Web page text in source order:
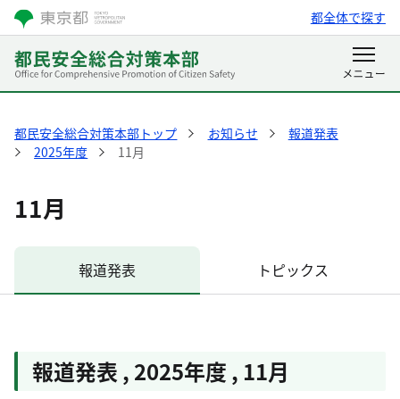
都全体で探す
都民安全総合対策本部トップ お知らせ
報道発表
2025年度
11月
11月
報道発表 トピックス
報道発表 , 2025年度 , 11月